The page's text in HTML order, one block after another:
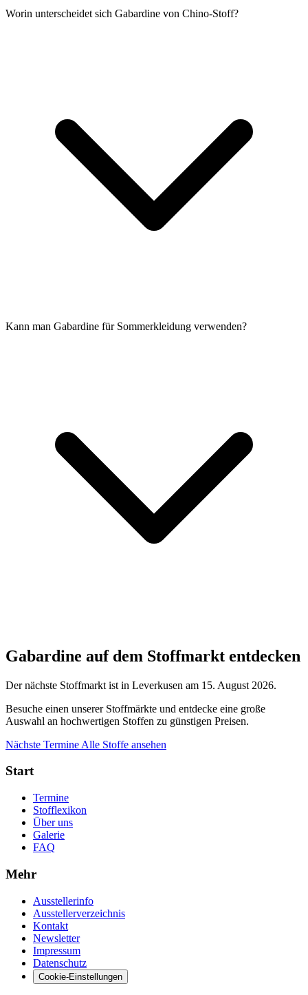
Worin unterscheidet sich Gabardine von Chino-Stoff?
Kann man Gabardine für Sommerkleidung verwenden?
Gabardine auf dem Stoffmarkt entdecken
Der nächste Stoffmarkt ist in Leverkusen am 15. August 2026.
Besuche einen unserer Stoffmärkte und entdecke eine große
Auswahl an hochwertigen Stoffen zu günstigen Preisen.
Nächste Termine Alle Stoffe ansehen
Start
Termine
Stofflexikon
Über uns
Galerie
FAQ
Mehr
Ausstellerinfo
Ausstellerverzeichnis
Kontakt
Newsletter
Impressum
Datenschutz
Cookie-Einstellungen